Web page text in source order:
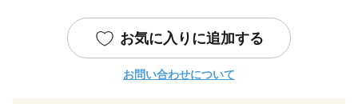
お気に入りに追加する
お問い合わせについて